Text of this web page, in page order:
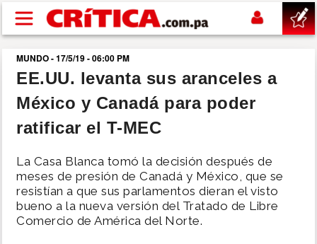
Pasar al contenido principal
buscar
SUCESOS
POLÍTICA
SHOW
MUNDO - 17/5/19 - 06:00 PM
EE.UU. levanta sus aranceles a
México y Canadá para poder
ratificar el T-MEC
La Casa Blanca tomó la decisión después de
meses de presión de Canadá y México, que se
resistían a que sus parlamentos dieran el visto
bueno a la nueva versión del Tratado de Libre
Comercio de América del Norte.